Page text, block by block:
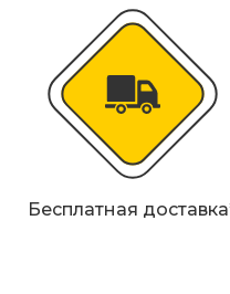
Материалы для
Знаки
Знаки
Бесплатная